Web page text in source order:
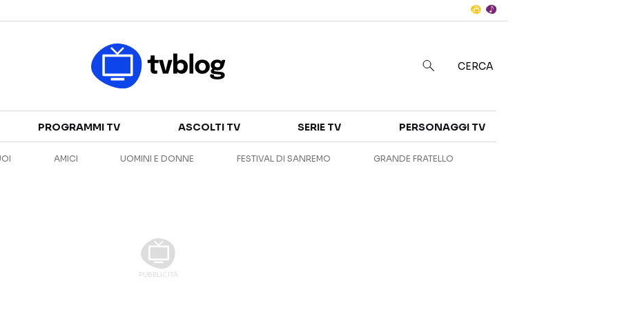
CANALI TV
SERIE TV
ANTEPRIME
CERCA
PROGRAMMI TV ASCOLTI TV SERIE TV PERSONAGGI TV
AMICI UOMINI E DONNE FESTIVAL DI SANREMO GRANDE FRATELLO